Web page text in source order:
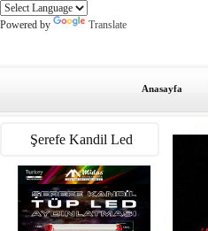
Powered by Translate
Anasayfa
Şerefe Kandil Led